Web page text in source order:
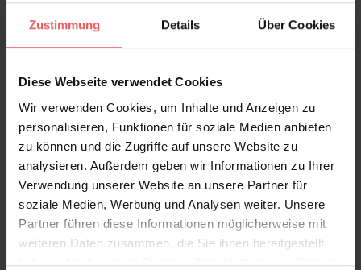
Zustimmung Details Über Cookies
Diese Webseite verwendet Cookies
Wir verwenden Cookies, um Inhalte und Anzeigen zu
personalisieren, Funktionen für soziale Medien anbieten
zu können und die Zugriffe auf unsere Website zu
analysieren. Außerdem geben wir Informationen zu Ihrer
Verwendung unserer Website an unsere Partner für
soziale Medien, Werbung und Analysen weiter. Unsere
Partner führen diese Informationen möglicherweise mit
weiteren Daten zusammen, die Sie ihnen bereitgestellt
haben oder die sie im Rahmen Ihrer Nutzung der Dienste
FAQ Teilen!
Sie haben Fragen zum Produkt?
Frage stellen
+49 (0)221 932 81 82
Produktgalerie überspringen